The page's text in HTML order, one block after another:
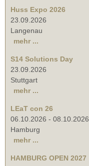
Huss Expo 2026
23.09.2026
Langenau
mehr ...
S14 Solutions Day
23.09.2026
Stuttgart
mehr ...
LEaT con 26
06.10.2026 - 08.10.2026
Hamburg
mehr ...
HAMBURG OPEN 2027